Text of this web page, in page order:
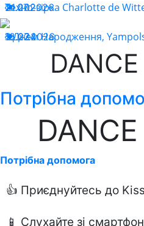
21.07.2026
202
Техно-зірка Charlotte de
18.07.2026
234
З Днем Народження,
Потрібна
Потрібна допомога
👍 Приєднуйтесь до
📱 Слухайте зі